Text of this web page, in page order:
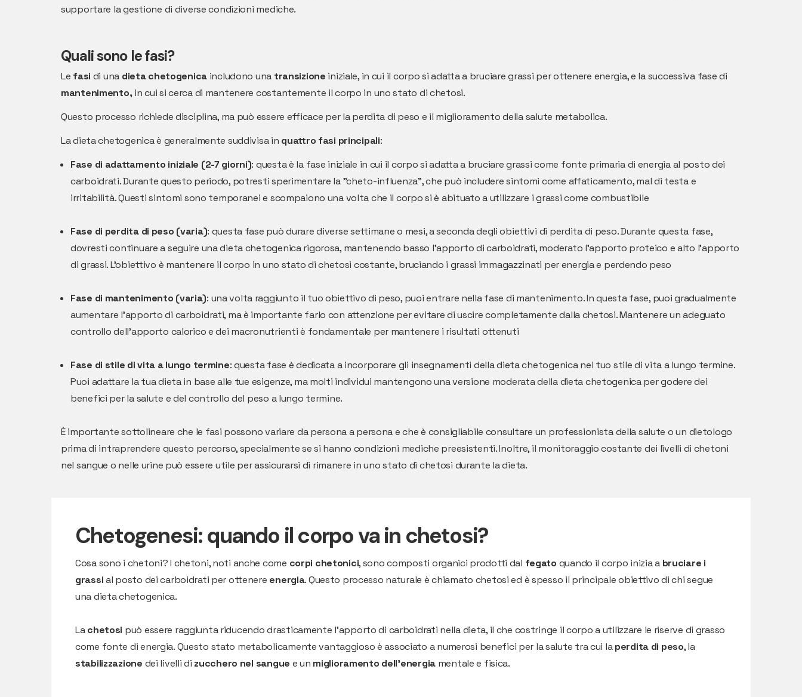
supportare la gestione di diverse condizioni mediche.
Quali sono le fasi?
Le fasi di una dieta chetogenica includono una transizione iniziale, in cui il corpo si adatta a bruciare grassi per ottenere energia, e la successiva fase di
mantenimento,in cui si cerca di mantenere costantemente il corpo in uno stato di chetosi.
Questo processo richiede disciplina, ma può essere efficace per la perdita di peso e il miglioramento della salute metabolica.
La dieta chetogenica è generalmente suddivisa in quattro fasi principali:
Fase di adattamento iniziale (2-7 giorni): questa è la fase iniziale in cui il corpo si adatta a bruciare grassi come fonte primaria di energia al posto dei
carboidrati. Durante questo periodo, potresti sperimentare la "cheto-influenza", che può includere sintomi come affaticamento, mal di testa e
irritabilità. Questi sintomi sono temporanei e scompaiono una volta che il corpo si è abituato a utilizzare i grassi come combustibile
Fase di perdita di peso (varia): questa fase può durare diverse settimane o mesi, a seconda degli obiettivi di perdita di peso. Durante questa fase,
dovresti continuare a seguire una dieta chetogenica rigorosa, mantenendo basso l'apporto di carboidrati, moderato l'apporto proteico e alto l'apporto
di grassi. L'obiettivo è mantenere il corpo in uno stato di chetosi costante, bruciando i grassi immagazzinati per energia e perdendo peso
Fase di mantenimento (varia): una volta raggiunto il tuo obiettivo di peso, puoi entrare nella fase di mantenimento. In questa fase, puoi gradualmente
aumentare l'apporto di carboidrati, ma è importante farlo con attenzione per evitare di uscire completamente dalla chetosi. Mantenere un adeguato
controllo dell'apporto calorico e dei macronutrienti è fondamentale per mantenere i risultati ottenuti
Fase di stile di vita a lungo termine: questa fase è dedicata a incorporare gli insegnamenti della dieta chetogenica nel tuo stile di vita a lungo termine.
Puoi adattare la tua dieta in base alle tue esigenze, ma molti individui mantengono una versione moderata della dieta chetogenica per godere dei
benefici per la salute e del controllo del peso a lungo termine.
È importante sottolineare che le fasi possono variare da persona a persona e che è consigliabile consultare un professionista della salute o un dietologo
prima di intraprendere questo percorso, specialmente se si hanno condizioni mediche preesistenti. Inoltre, il monitoraggio costante dei livelli di chetoni
nel sangue o nelle urine può essere utile per assicurarsi di rimanere in uno stato di chetosi durante la dieta.
Chetogenesi: quando il corpo va in chetosi?
Cosa sono i chetoni? I chetoni, noti anche come corpi chetonici, sono composti organici prodotti dal fegato quando il corpo inizia a bruciare i
grassial posto dei carboidrati per ottenere energia. Questo processo naturale è chiamato chetosi ed è spesso il principale obiettivo di chi segue
una dieta chetogenica.
Lachetosi può essere raggiunta riducendo drasticamente l'apporto di carboidrati nella dieta, il che costringe il corpo a utilizzare le riserve di grasso
come fonte di energia. Questo stato metabolicamente vantaggioso è associato a numerosi benefici per la salute tra cui laperdita di peso, la
stabilizzazione dei livelli di zucchero nel sangue e un miglioramento dell'energiamentale e fisica.